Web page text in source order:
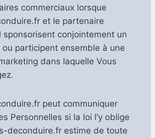
commerciaux lorsque
et le partenaire
sponsorisent conjointement un
ou participent ensemble à une
dans laquelle Vous
peut communiquer
Personnelles si la loi l’y oblige
deconduire.fr estime de toute